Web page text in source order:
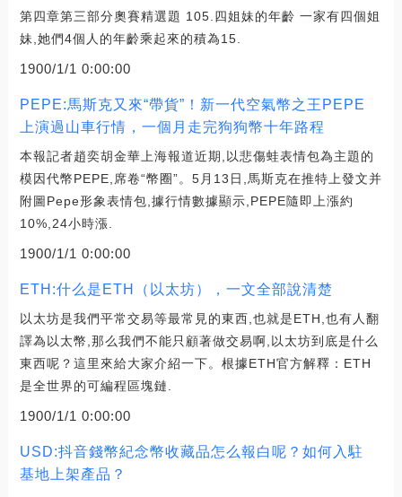
第四章第三部分奧賽精選題 105.四姐妹的年齡 一家有四個姐
妹,她們4個人的年齡乘起來的積為15.
1900/1/1 0:00:00
PEPE:馬斯克又來“帶貨”！新一代空氣幣之王PEPE
上演過山車行情，一個月走完狗狗幣十年路程
本報記者趙奕胡金華上海報道近期,以悲傷蛙表情包為主題的
模因代幣PEPE,席卷“幣圈”。5月13日,馬斯克在推特上發文并
附圖Pepe形象表情包,據行情數據顯示,PEPE隨即上漲約
10%,24小時漲.
1900/1/1 0:00:00
ETH:什么是ETH（以太坊），一文全部說清楚
以太坊是我們平常交易等最常見的東西,也就是ETH,也有人翻
譯為以太幣,那么我們不能只顧著做交易啊,以太坊到底是什么
東西呢？這里來給大家介紹一下。根據ETH官方解釋：ETH
是全世界的可編程區塊鏈.
1900/1/1 0:00:00
USD:抖音錢幣紀念幣收藏品怎么報白呢？如何入駐
基地上架產品？